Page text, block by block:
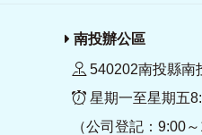
南投辦公區
540202南投縣南
星期一至星期五
（公司登記：9:00